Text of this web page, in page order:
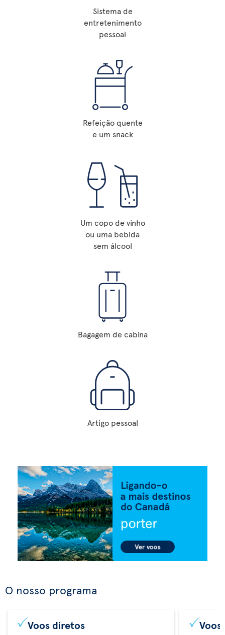
Sistema de
entretenimento
pessoal
Refeição quente
e um snack
Um copo de vinho
ou uma bebida
sem álcool
Bagagem de cabina
Artigo pessoal
O nosso programa
Voos diretos